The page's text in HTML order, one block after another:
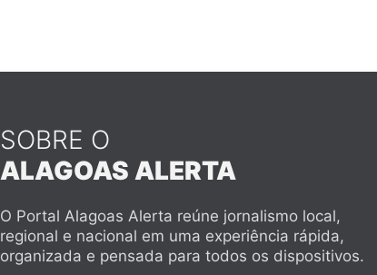
SOBRE O
ALAGOAS ALERTA
O Portal Alagoas Alerta reúne jornalismo local,
regional e nacional em uma experiência rápida,
organizada e pensada para todos os dispositivos.